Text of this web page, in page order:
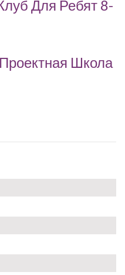
Для Ребят 8-
Школа